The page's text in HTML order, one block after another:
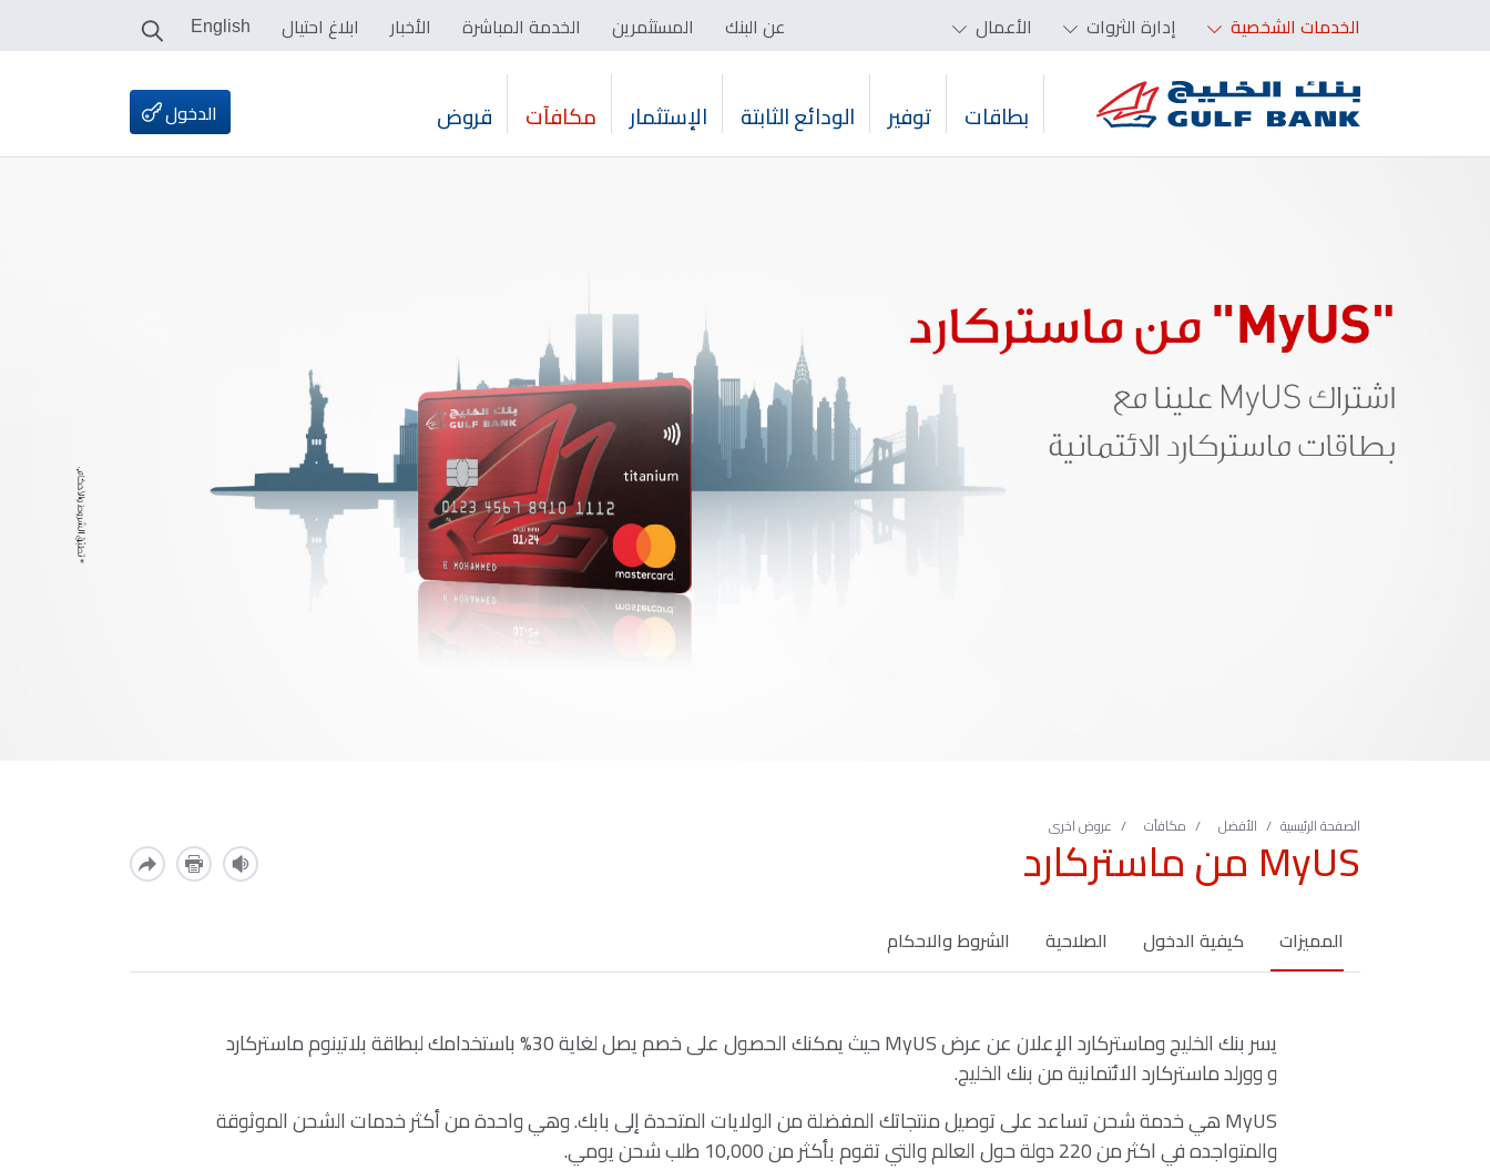
الخدمات الشخصية إدارة الثروات الأعمال عن البنك المستثمرين الخدمة المباشرة الأخبار ابلاغ احتيال English
بطاقات توفير الودائع الثابتة الإستثمار مكافآت قروض الدخول
الصفحة الرئيسية الأفضل مكافآت عروض اخرى MyUS من ماستركارد
المميزات كيفية الدخول الصلاحية الشروط والاحكام
يسر بنك الخليج وماستركارد الإعلان عن عرض MyUS حيث يمكنك الحصول على خصم يصل لغاية 30% باستخدامك لبطاقة بلاتينوم ماستركارد
و وورلد ماستركارد الائتمانية من بنك الخليج.
MyUS هي خدمة شحن تساعد على توصيل منتجاتك المفضلة من الولايات المتحدة إلى بابك. وهي واحدة من أكثر خدمات الشحن الموثوقة
والمتواجده في اكثر من 220 دولة حول العالم والتي تقوم بأكثر من 10,000 طلب شحن يومي.